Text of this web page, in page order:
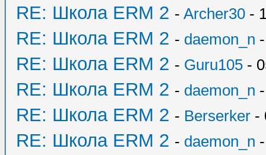
RE: Школа ERM 2 - Archer30 -
RE: Школа ERM 2 - daemon_n
RE: Школа ERM 2 - Guru105 -
RE: Школа ERM 2 - daemon_n
RE: Школа ERM 2 - Berserker -
RE: Школа ERM 2 - daemon_n